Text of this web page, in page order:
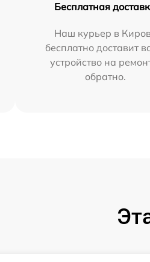
Бесплатная
Наш курьер в
бесплатно доставит
устройство на
обратно.